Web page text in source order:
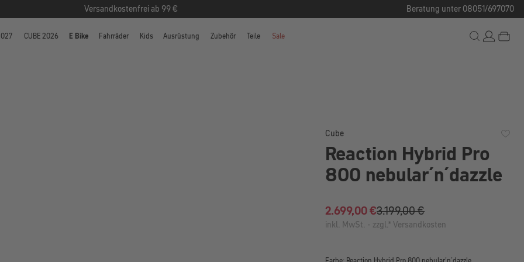
Versandkostenfrei ab 99 € Beratung unter 08051/697070
CUBE 2026 E Bike Fahrräder Kids Ausrüstung Zubehör Teile Sale
Cube
Reaction Hybrid Pro
800 nebular´n´dazzle
Verkaufspreis:
2.699,00 €3.199,00 €
inkl. MwSt. - zzgl.* Versandkosten